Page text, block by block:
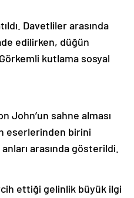
Davetliler arasında
edilirken, düğün
kutlama sosyal
John’un sahne alması
eserlerinden birini
arasında gösterildi.
ettiği gelinlik büyük ilgi